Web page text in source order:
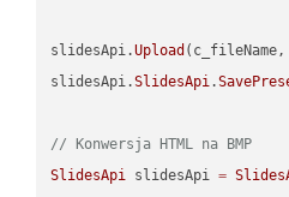
slidesApi.Upload
slidesApi.SlidesApi.
// Konwersja HTML na BMP
SlidesApi slidesApi =